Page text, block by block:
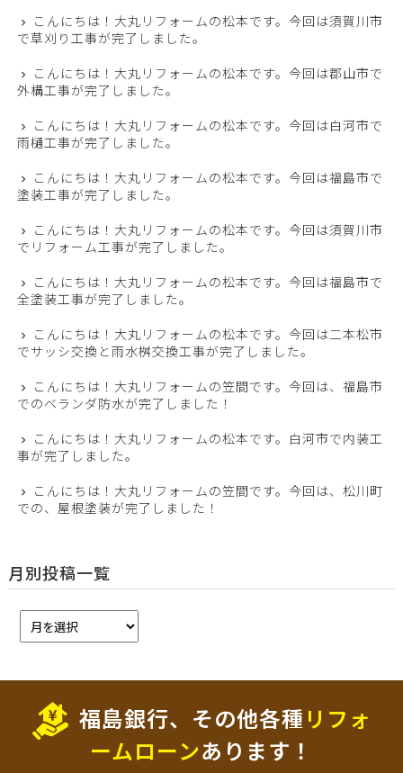
こんにちは！大丸リフォームの松本です。今回は須賀川市
で草刈り工事が完了しました。
こんにちは！大丸リフォームの松本です。今回は郡山市で
外構工事が完了しました。
こんにちは！大丸リフォームの松本です。今回は白河市で
雨樋工事が完了しました。
こんにちは！大丸リフォームの松本です。今回は福島市で
塗装工事が完了しました。
こんにちは！大丸リフォームの松本です。今回は須賀川市
でリフォーム工事が完了しました。
こんにちは！大丸リフォームの松本です。今回は福島市で
全塗装工事が完了しました。
こんにちは！大丸リフォームの松本です。今回は二本松市
でサッシ交換と雨水桝交換工事が完了しました。
こんにちは！大丸リフォームの笠間です。今回は、福島市
でのベランダ防水が完了しました！
こんにちは！大丸リフォームの松本です。白河市で内装工
事が完了しました。
こんにちは！大丸リフォームの笠間です。今回は、松川町
での、屋根塗装が完了しました！
月別投稿一覧
福島銀行、その他各種 リフォ
ームローンあります！